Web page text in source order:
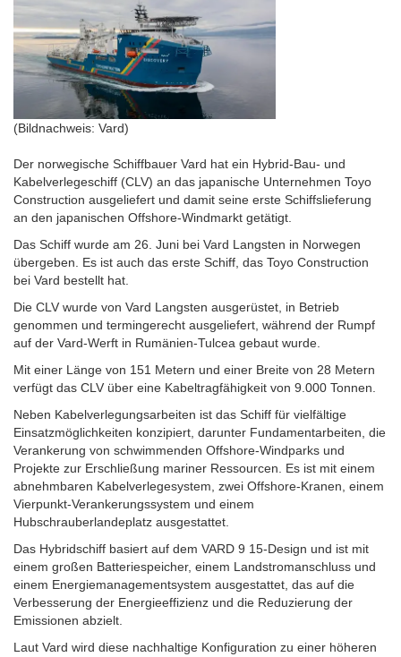
(Bildnachweis: Vard)
Der norwegische Schiffbauer Vard hat ein Hybrid-Bau- und
Kabelverlegeschiff (CLV) an das japanische Unternehmen Toyo
Construction ausgeliefert und damit seine erste Schiffslieferung
an den japanischen Offshore-Windmarkt getätigt.
Das Schiff wurde am 26. Juni bei Vard Langsten in Norwegen
übergeben. Es ist auch das erste Schiff, das Toyo Construction
bei Vard bestellt hat.
Die CLV wurde von Vard Langsten ausgerüstet, in Betrieb
genommen und termingerecht ausgeliefert, während der Rumpf
auf der Vard-Werft in Rumänien-Tulcea gebaut wurde.
Mit einer Länge von 151 Metern und einer Breite von 28 Metern
verfügt das CLV über eine Kabeltragfähigkeit von 9.000 Tonnen.
Neben Kabelverlegungsarbeiten ist das Schiff für vielfältige
Einsatzmöglichkeiten konzipiert, darunter Fundamentarbeiten, die
Verankerung von schwimmenden Offshore-Windparks und
Projekte zur Erschließung mariner Ressourcen. Es ist mit einem
abnehmbaren Kabelverlegesystem, zwei Offshore-Kranen, einem
Vierpunkt-Verankerungssystem und einem
Hubschrauberlandeplatz ausgestattet.
Das Hybridschiff basiert auf dem VARD 9 15-Design und ist mit
einem großen Batteriespeicher, einem Landstromanschluss und
einem Energiemanagementsystem ausgestattet, das auf die
Verbesserung der Energieeffizienz und die Reduzierung der
Emissionen abzielt.
Laut Vard wird diese nachhaltige Konfiguration zu einer höheren